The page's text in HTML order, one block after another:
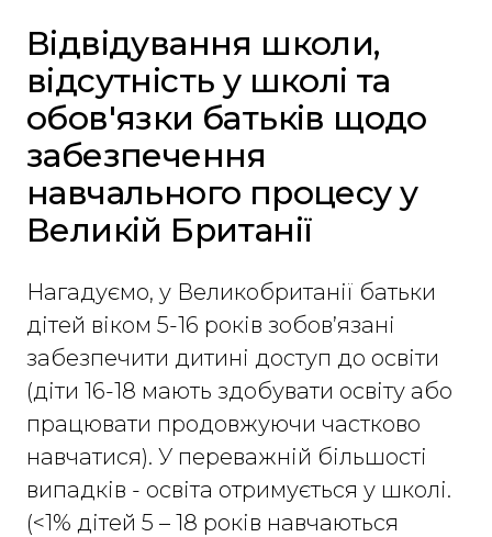
Відвідування школи,
відсутність у школі та
обов'язки батьків щодо
забезпечення
навчального процесу у
Великій Британії
Нагадуємо, у Великобританії батьки
дітей віком 5-16 років зобов’язані
забезпечити дитині доступ до освіти
(діти 16-18 мають здобувати освіту або
працювати продовжуючи частково
навчатися). У переважній більшості
випадків - освіта отримується у школі.
(<1% дітей 5 – 18 років навчаються